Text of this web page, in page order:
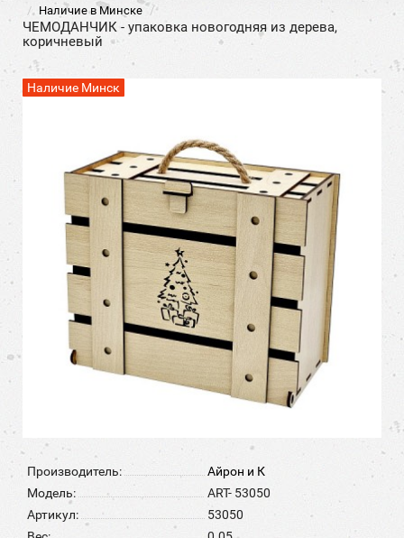
Наличие в Минске
ЧЕМОДАНЧИК - упаковка новогодняя из дерева,
коричневый
Наличие Минск
Производитель:
Айрон и К
Модель:
ART- 53050
Артикул:
53050